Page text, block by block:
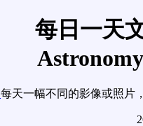
每日一天
每天一幅不同的影像或照片